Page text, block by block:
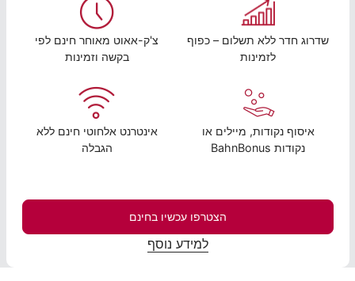
שדרוג חדר ללא תשלום – כפוף
לזמינות
צ'ק-אאוט מאוחר חינם לפי
בקשה וזמינות
איסוף נקודות, מיילים או
נקודות BahnBonus
אינטרנט אלחוטי חינם ללא
הגבלה
הצטרפו עכשיו בחינם
למידע נוסף